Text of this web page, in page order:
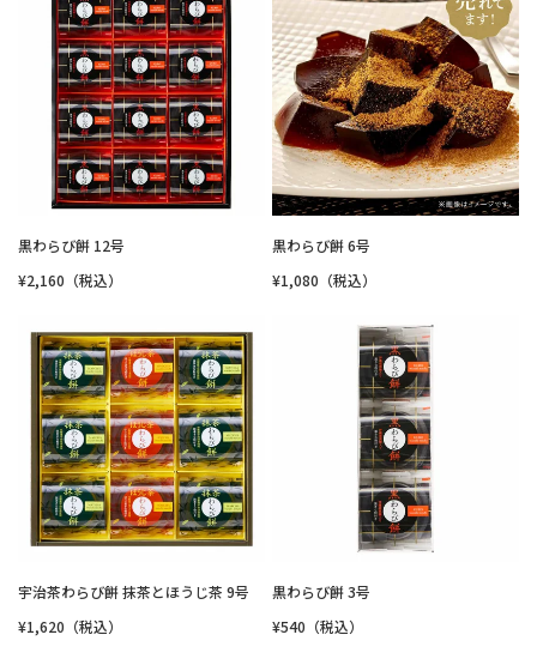
黒わらび餅 12号
¥2,160（税込）
黒わらび餅 6号
¥1,080（税込）
宇治茶わらび餅 抹茶とほうじ茶 9号
¥1,620（税込）
黒わらび餅 3号
¥540（税込）